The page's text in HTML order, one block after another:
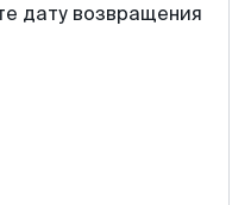
дату возвращения